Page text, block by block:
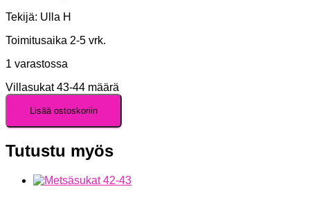
Tekijä: Ulla H
Toimitusaika 2-5 vrk.
1 varastossa
Villasukat 43-44 määrä
Lisää ostoskoriin
Tutustu myös